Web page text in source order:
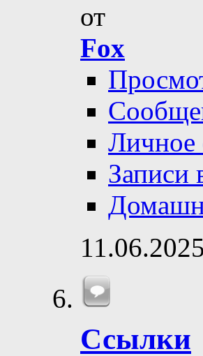
от
Fox
Личное
Записи
Ссылки